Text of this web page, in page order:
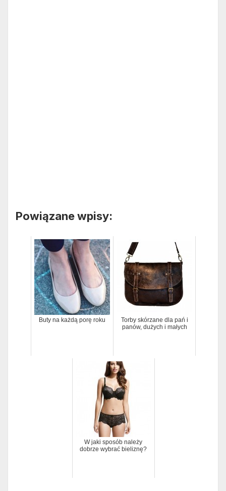
Powiązane wpisy:
Buty na każdą porę roku
Torby skórzane dla pań i
panów, dużych i małych
W jaki sposób należy
dobrze wybrać bieliznę?